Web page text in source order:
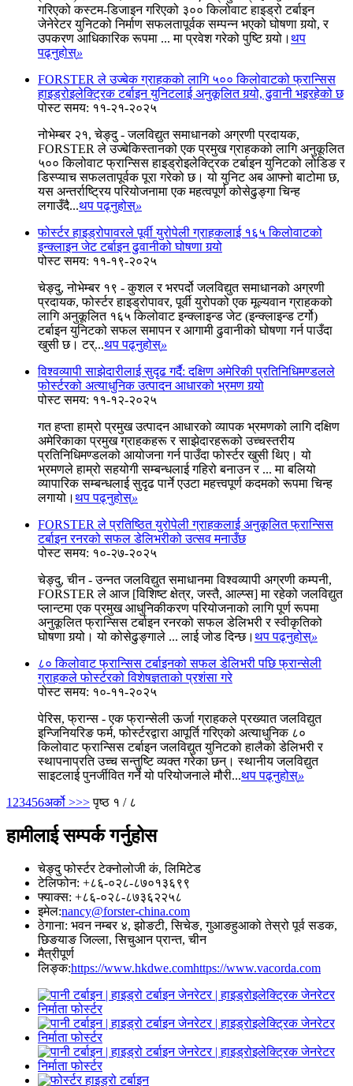
गरिएको कस्टम-डिजाइन गरिएको ३०० किलोवाट हाइड्रो टर्बाइन
जेनेरेटर युनिटको निर्माण सफलतापूर्वक सम्पन्न भएको घोषणा गर्‍यो, र
उपकरण आधिकारिक रूपमा ... मा प्रवेश गरेको पुष्टि गर्‍यो। थप
पढ्नुहोस्»
FORSTER ले उज्बेक ग्राहकको लागि ५०० किलोवाटको फ्रान्सिस
हाइड्रोइलेक्ट्रिक टर्बाइन युनिटलाई अनुकूलित गर्‍यो, ढुवानी भइरहेको छ
पोस्ट समय: ११-२१-२०२५
नोभेम्बर २१, चेङ्दु - जलविद्युत समाधानको अग्रणी प्रदायक,
FORSTER ले उज्बेकिस्तानको एक प्रमुख ग्राहकको लागि अनुकूलित
५०० किलोवाट फ्रान्सिस हाइड्रोइलेक्ट्रिक टर्बाइन युनिटको लोडिङ र
डिस्प्याच सफलतापूर्वक पूरा गरेको छ। यो युनिट अब आफ्नो बाटोमा छ,
यस अन्तर्राष्ट्रिय परियोजनामा ​​एक महत्वपूर्ण कोसेढुङ्गा चिन्ह
लगाउँदै...थप पढ्नुहोस्»
फोर्स्टर हाइड्रोपावरले पूर्वी युरोपेली ग्राहकलाई १६५ किलोवाटको
इन्क्लाइन जेट टर्बाइन ढुवानीको घोषणा गर्‍यो
पोस्ट समय: ११-१९-२०२५
चेङ्दु, नोभेम्बर १९ - कुशल र भरपर्दो जलविद्युत समाधानको अग्रणी
प्रदायक, फोर्स्टर हाइड्रोपावर, पूर्वी युरोपको एक मूल्यवान ग्राहकको
लागि अनुकूलित १६५ किलोवाट इन्क्लाइन्ड जेट (इन्क्लाइन्ड टर्गो)
टर्बाइन युनिटको सफल समापन र आगामी ढुवानीको घोषणा गर्न पाउँदा
खुसी छ। टर्...थप पढ्नुहोस्»
विश्वव्यापी साझेदारीलाई सुदृढ गर्दै: दक्षिण अमेरिकी प्रतिनिधिमण्डलले
फोर्स्टरको अत्याधुनिक उत्पादन आधारको भ्रमण गर्‍यो
पोस्ट समय: ११-१२-२०२५
गत हप्ता हाम्रो प्रमुख उत्पादन आधारको व्यापक भ्रमणको लागि दक्षिण
अमेरिकाका प्रमुख ग्राहकहरू र साझेदारहरूको उच्चस्तरीय
प्रतिनिधिमण्डलको आयोजना गर्न पाउँदा फोर्स्टर खुसी थिए। यो
भ्रमणले हाम्रो सहयोगी सम्बन्धलाई गहिरो बनाउन र ... मा बलियो
व्यापारिक सम्बन्धलाई सुदृढ पार्ने एउटा महत्त्वपूर्ण कदमको रूपमा चिन्ह
लगायो। थप पढ्नुहोस्»
FORSTER ले प्रतिष्ठित युरोपेली ग्राहकलाई अनुकूलित फ्रान्सिस
टर्बाइन रनरको सफल डेलिभरीको उत्सव मनाउँछ
पोस्ट समय: १०-२७-२०२५
चेङ्दु, चीन - उन्नत जलविद्युत समाधानमा विश्वव्यापी अग्रणी कम्पनी,
FORSTER ले आज [विशिष्ट क्षेत्र, जस्तै, आल्प्स] मा रहेको जलविद्युत
प्लान्टमा एक प्रमुख आधुनिकीकरण परियोजनाको लागि पूर्ण रूपमा
अनुकूलित फ्रान्सिस टर्बाइन रनरको सफल डेलिभरी र स्वीकृतिको
घोषणा गर्‍यो। यो कोसेढुङ्गाले ... लाई जोड दिन्छ। थप पढ्नुहोस्»
८० किलोवाट फ्रान्सिस टर्बाइनको सफल डेलिभरी पछि फ्रान्सेली
ग्राहकले फोर्स्टरको विशेषज्ञताको प्रशंसा गरे
पोस्ट समय: १०-११-२०२५
पेरिस, फ्रान्स - एक फ्रान्सेली ऊर्जा ग्राहकले प्रख्यात जलविद्युत
इन्जिनियरिङ फर्म, फोर्स्टरद्वारा आपूर्ति गरिएको अत्याधुनिक ८०
किलोवाट फ्रान्सिस टर्बाइन जलविद्युत युनिटको हालैको डेलिभरी र
स्थापनाप्रति उच्च सन्तुष्टि व्यक्त गरेका छन्। स्थानीय जलविद्युत
साइटलाई पुनर्जीवित गर्ने यो परियोजनाले मौरी...थप पढ्नुहोस्»
1 23456अर्को >>> पृष्ठ १ / ८
हामीलाई सम्पर्क गर्नुहोस
चेङ्दु फोर्स्टर टेक्नोलोजी कं, लिमिटेड
टेलिफोन: +८६-०२८-८७०१३६९९
फ्याक्स: +८६-०२८-८७३६२२५८
इमेल:nancy@forster-china.com
ठेगाना: भवन नम्बर ४, झोङटी, सिचेङ, गुआङहुआको तेस्रो पूर्व सडक,
छिङयाङ जिल्ला, सिचुआन प्रान्त, चीन
मैत्रीपूर्ण
लिङ्क:https://www.hkdwe.comhttps://www.vacorda.com